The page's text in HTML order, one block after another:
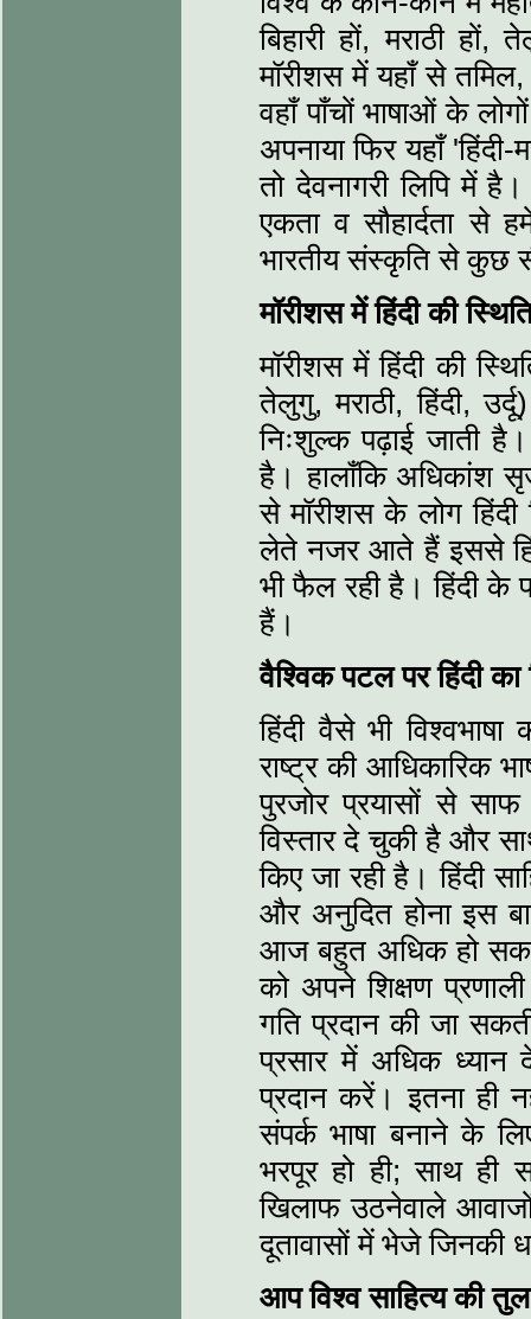
बिहारी हों, मराठी
मॉरीशस में यहाँ से
वहाँ पाँचों भाषाओं के
अपनाया फिर यहाँ 'हिंदी-
तो देवनागरी लिपि में
एकता व सौहार्दता से
भारतीय संस्कृति से
मॉरीशस में हिंदी की
मॉरीशस में हिंदी की
तेलुगु, मराठी, हिंदी,
निःशुल्क पढ़ाई जाती
है। हालाँकि अधिकांश
से मॉरीशस के लोग हिंदी
लेते नजर आते हैं इससे
भी फैल रही है। हिंदी के
हैं।
वैश्विक पटल पर हिंदी
हिंदी वैसे भी
राष्ट्र की आधिकारिक
पुरजोर प्रयासों से साफ
विस्तार दे चुकी है और
किए जा रही है। हिंदी
और अनुदित होना इस
आज बहुत अधिक हो
को अपने शिक्षण
गति प्रदान की जा
प्रसार में अधिक ध्यान
प्रदान करें। इतना ही
संपर्क भाषा बनाने के
भरपूर हो ही; साथ ही
खिलाफ उठनेवाले
दूतावासों में भेजे जिनकी
आप विश्व साहित्य की